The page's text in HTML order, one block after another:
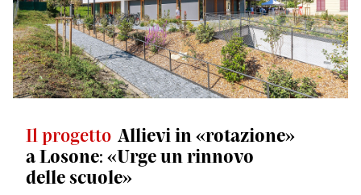
Il progetto Allievi in «rotazione»
a Losone: «Urge un rinnovo
delle scuole»